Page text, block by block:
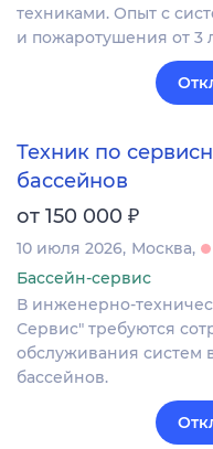
техниками. Опыт с
и пожаротушения от 3
Техник по
бассейнов
от 150 000 ₽
10 июля 2026 Москва
Бассейн-сервис
В инженерно-
Сервис" требуются
обслуживания систем
бассейнов.